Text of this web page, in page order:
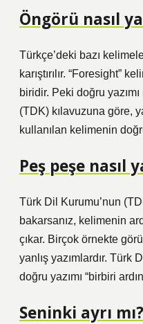
Öngörü nasıl
Türkçe’deki bazı
karıştırılır. “Foresight”
biridir. Peki doğru
(TDK) kılavuzuna göre,
kullanılan kelimenin
Peş peşe nasıl
Türk Dil Kurumu’nun
bakarsanız, kelimenin
çıkar. Birçok örnekte
yanlış yazımlardır. Türk
doğru yazımı “birbiri
Seninki ayrı mı?